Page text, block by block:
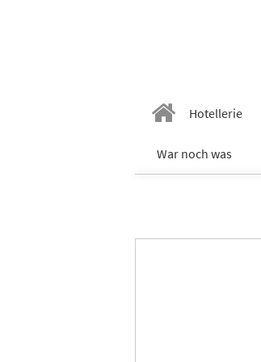
Hotellerie
War noch was